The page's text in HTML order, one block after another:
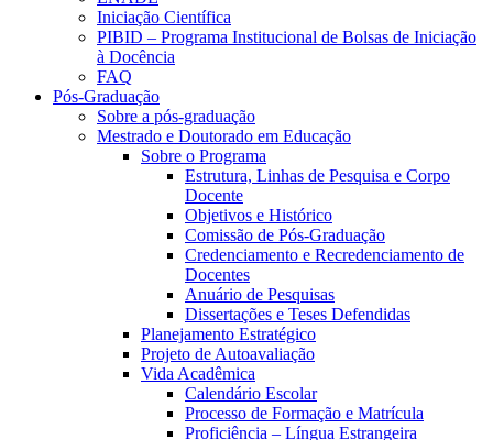
Iniciação Científica
PIBID – Programa Institucional de Bolsas de Iniciação
à Docência
FAQ
Pós-Graduação
Sobre a pós-graduação
Mestrado e Doutorado em Educação
Sobre o Programa
Estrutura, Linhas de Pesquisa e Corpo
Docente
Objetivos e Histórico
Comissão de Pós-Graduação
Credenciamento e Recredenciamento de
Docentes
Anuário de Pesquisas
Dissertações e Teses Defendidas
Planejamento Estratégico
Projeto de Autoavaliação
Vida Acadêmica
Calendário Escolar
Processo de Formação e Matrícula
Proficiência – Língua Estrangeira